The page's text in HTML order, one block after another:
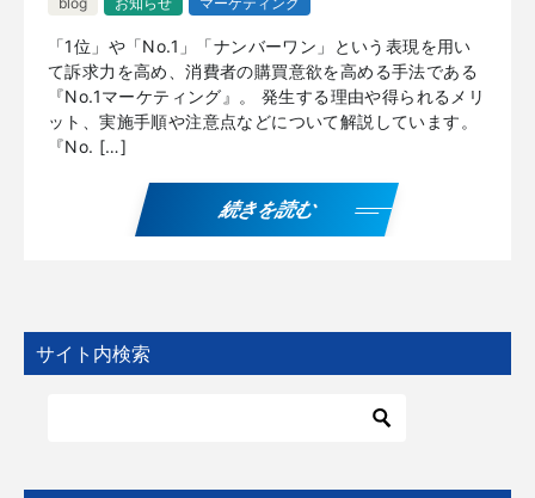
「1位」や「No.1」「ナンバーワン」という表現を用い
て訴求力を高め、消費者の購買意欲を高める手法である
『No.1マーケティング』。 発生する理由や得られるメリ
ット、実施手順や注意点などについて解説しています。
『No. […]
続きを読む
サイト内検索